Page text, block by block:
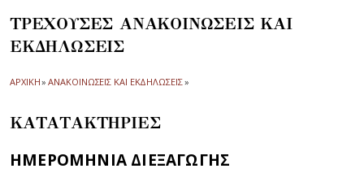
ΤΡΕΧΟΥΣΕΣ ΑΝΑΚΟΙΝΩΣΕΙΣ ΚΑΙ
ΕΚΔΗΛΩΣΕΙΣ
ΑΡΧΙΚΗ» ΑΝΑΚΟΙΝΩΣΕΙΣ ΚΑΙ ΕΚΔΗΛΩΣΕΙΣ»
ΚΑΤΑΤΑΚΤΗΡΙΕΣ
ΗΜΕΡΟΜΗΝΙΑ ΔΙΕΞΑΓΩΓΗΣ